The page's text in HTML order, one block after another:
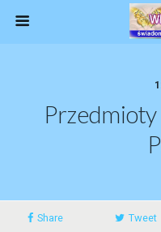
Przedmioty
Share Tweet